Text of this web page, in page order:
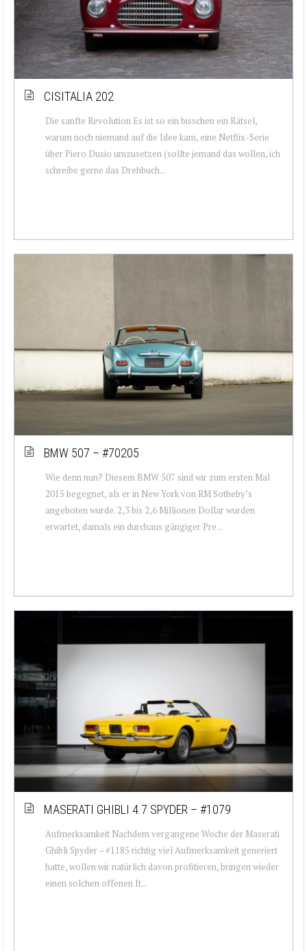
CISITALIA 202
Die sanfte Revolution Es ist so ein bisschen ein Rätsel,
warum noch niemand auf die Idee kam, eine Netflix-Serie
über Piero Dusio umzusetzen (sollte jemand das wollen, ich
schreibe gerne das Drehbuch...
BMW 507 – #70205
Wie denn nun? Diesem BMW 507 sind wir zum ersten Mal
2015 begegnet, als er in New York von RM Sotheby’s
angeboten wurde. 2,3 bis 2,6 Millionen Dollar wurden
erwartet, damals ein durchaus gängiger Pre...
MASERATI GHIBLI 4.7 SPYDER – #1079
Aufmerksamkeit Nachdem vergangene Woche der Maserati
Ghibli Spyder – #1185 richtig viel Aufmerksamkeit generiert
hatte, wollen wir natürlich davon profitieren, bringen wieder
einen solchen offenen It...